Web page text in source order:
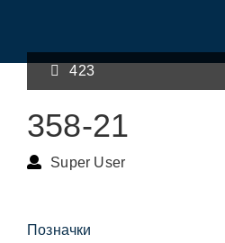
423
358-21
Super User
Позначки